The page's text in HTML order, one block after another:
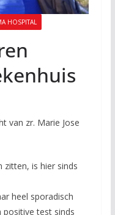
HOSPITAL
van zr. Marie Jose
zitten, is hier sinds
heel sporadisch
test sinds